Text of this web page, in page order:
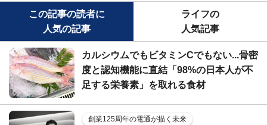
この記事の読者に
人気の記事
ライフの
人気記事
カルシウムでもビタミンCでもない...骨密
度と認知機能に直結「98%の日本人が不
足する栄養素」を取れる食材
創業125周年の電通が描く未来